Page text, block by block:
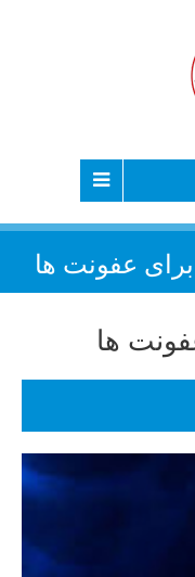
عفونت ها
ها